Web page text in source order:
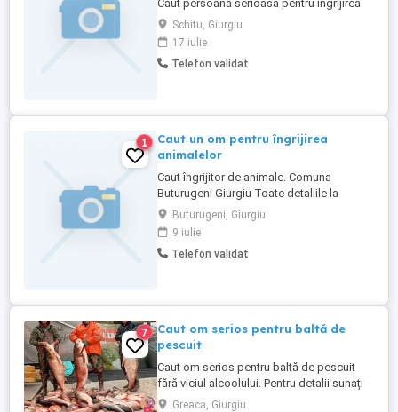
Caut persoana serioasa pentru îngrijirea
zilnică a animalelor de companie (câini și
pisici) într-un refugiu(gospodărie )situat în
Giurgiu. Ce presupune: hrănirea animalelor
schimbarea apei tratamente curățenie de
Schitu, Giurgiu
17 iulie
Telefon validat
1
Caut un om pentru îngrijirea
animalelor
Caut îngrijitor de animale. Comuna
Buturugeni Giurgiu Toate detaliile la
telefonButurugeni, Giurgiu
9 iulie
Telefon validat
7
Caut om serios pentru baltă de
pescuit
Caut om serios pentru baltă de pescuit
fără viciul alcoolului. Pentru detalii sunați
la telefon.
Greaca, Giurgiu